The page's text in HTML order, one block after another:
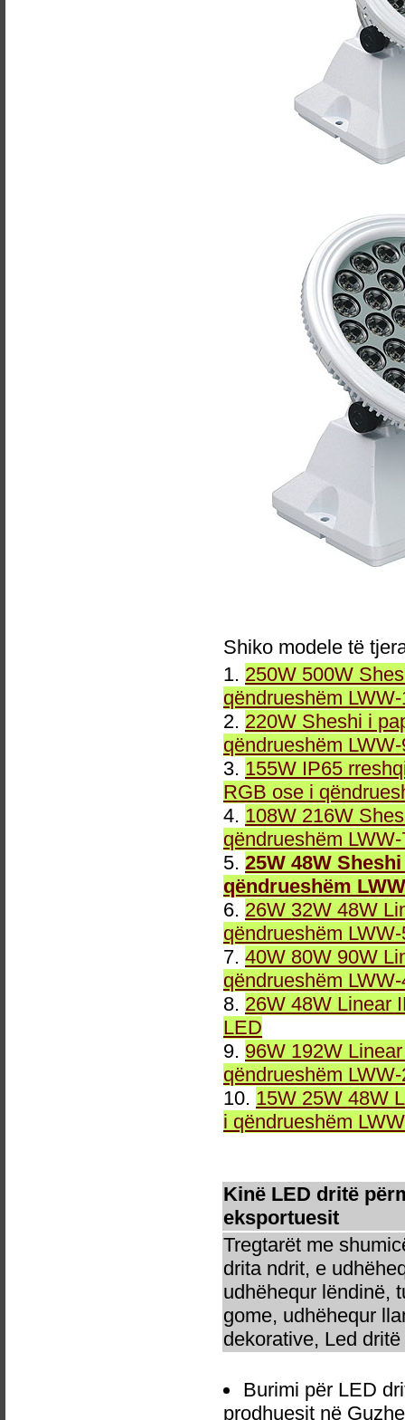
Shiko modele të
1. 250W 500W
qëndrueshëm
2. 220W Sheshi i
qëndrueshëm
3. 155W IP65
RGB ose i
4. 108W 216W
qëndrueshëm
5. 25W 48W
qëndrueshëm
6. 26W 32W 48W
qëndrueshëm
7. 40W 80W 90W
qëndrueshëm
8. 26W 48W Linear
LED
9. 96W 192W
qëndrueshëm
10. 15W 25W 48W
i qëndrueshëm
Kinë LED dritë
eksportuesit
Tregtarët me
drita ndrit, e
udhëhequr lëndinë,
gome, udhëhequr
dekorative, Led
Burimi për LED
prodhuesit në